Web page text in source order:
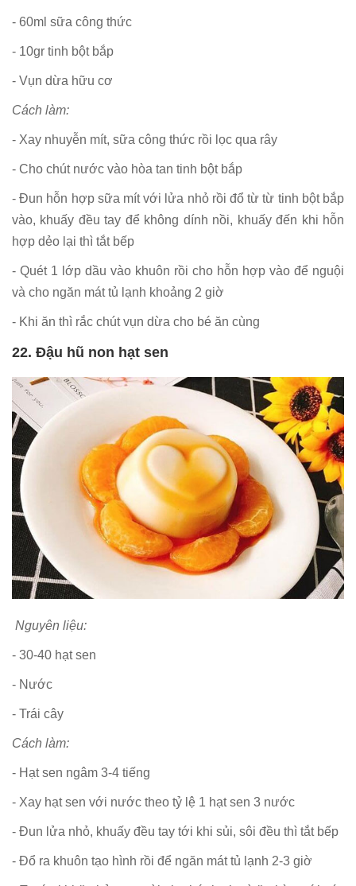
- 60ml sữa công thức
- 10gr tinh bột bắp
- Vụn dừa hữu cơ
Cách làm:
- Xay nhuyễn mít, sữa công thức rồi lọc qua rây
- Cho chút nước vào hòa tan tinh bột bắp
- Đun hỗn hợp sữa mít với lửa nhỏ rồi đổ từ từ tinh bột bắp
vào, khuấy đều tay để không dính nồi, khuấy đến khi hỗn
hợp dẻo lại thì tắt bếp
- Quét 1 lớp dầu vào khuôn rồi cho hỗn hợp vào để nguội
và cho ngăn mát tủ lạnh khoảng 2 giờ
- Khi ăn thì rắc chút vụn dừa cho bé ăn cùng
22. Đậu hũ non hạt sen
Nguyên liệu:
- 30-40 hạt sen
- Nước
- Trái cây
Cách làm:
- Hạt sen ngâm 3-4 tiếng
- Xay hạt sen với nước theo tỷ lệ 1 hạt sen 3 nước
- Đun lửa nhỏ, khuấy đều tay tới khi sủi, sôi đều thì tắt bếp
- Đổ ra khuôn tạo hình rồi để ngăn mát tủ lạnh 2-3 giờ